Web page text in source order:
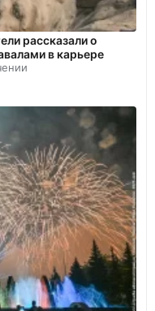
рассказали о
в карьере